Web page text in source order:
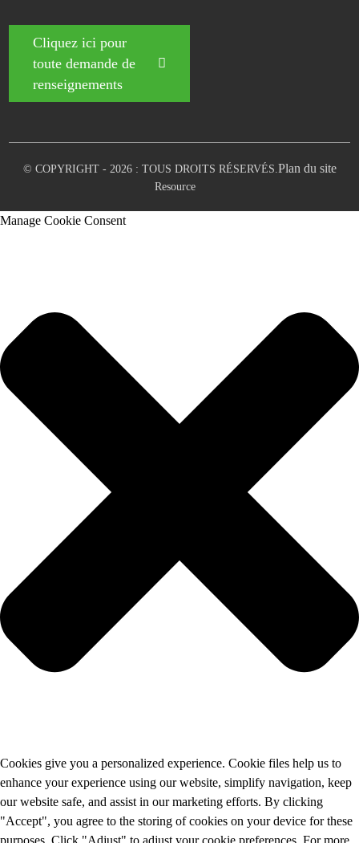
Cliquez ici pour
toute demande de
renseignements
© COPYRIGHT - 2026 : TOUS DROITS RÉSERVÉS. Plan du site
Resource
Manage Cookie Consent
Cookies give you a personalized experience. Cookie files help us to
enhance your experience using our website, simplify navigation, keep
our website safe, and assist in our marketing efforts. By clicking
"Accept", you agree to the storing of cookies on your device for these
purposes. Click "Adjust" to adjust your cookie preferences. For more